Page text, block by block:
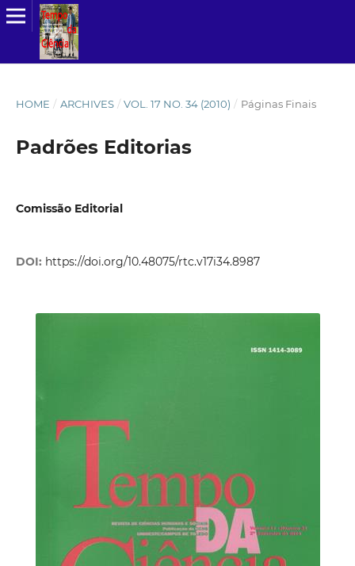
HOME / ARCHIVES / VOL. 17 NO. 34 (2010) / Páginas Finais
Padrões Editorias
Comissão Editorial
DOI: https://doi.org/10.48075/rtc.v17i34.8987